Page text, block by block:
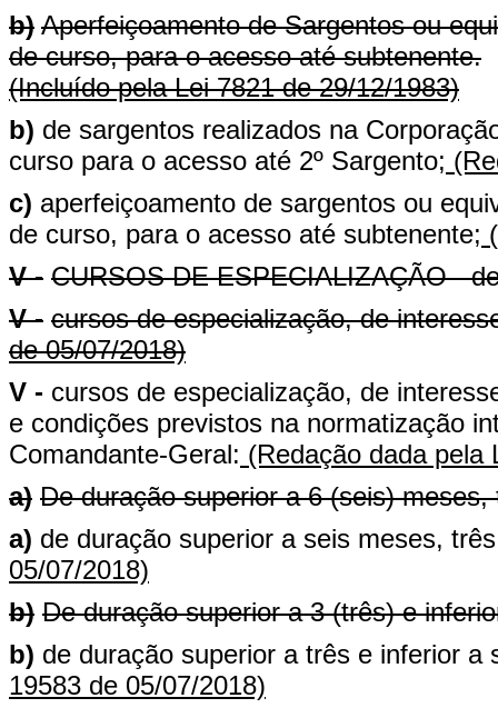
b) Aperfeiçoamento de Sargentos ou
de curso, para o acesso até subtenente.
(Incluído pela Lei 7821 de 29/12/1983)
b) de sargentos realizados na
curso para o acesso até 2º Sargento;
c) aperfeiçoamento de sargentos ou
de curso, para o acesso até subtenente;
V - CURSOS DE ESPECIALIZAÇÃO -
V - cursos de especialização, de
de 05/07/2018)
V - cursos de especialização, de
e condições previstos na normatização
Comandante-Geral: (Redação dada pela
a) De duração superior a 6 (seis) meses,
a) de duração superior a seis meses,
05/07/2018)
b) De duração superior a 3 (três) e
b) de duração superior a três e inferior a
19583 de 05/07/2018)